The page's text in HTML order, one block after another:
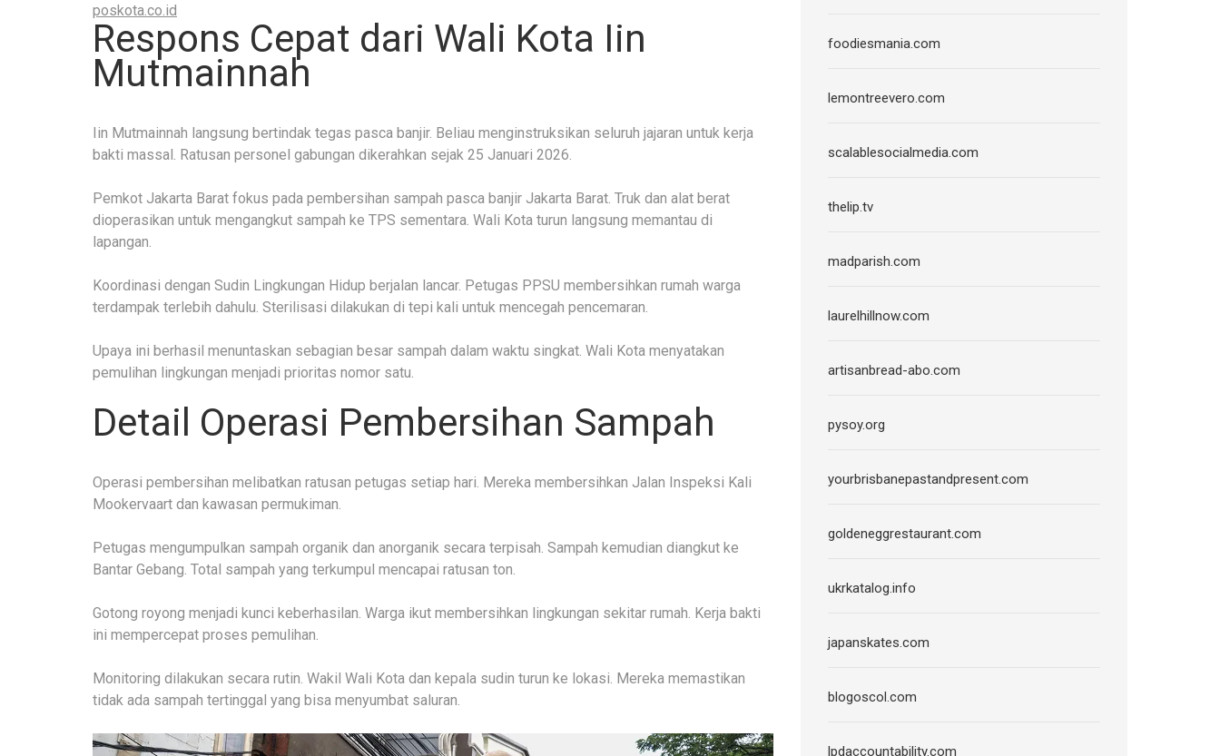
poskota.co.id
Respons Cepat dari Wali Kota Iin
Mutmainnah
Iin Mutmainnah langsung bertindak tegas pasca banjir. Beliau menginstruksikan seluruh jajaran untuk kerja
bakti massal. Ratusan personel gabungan dikerahkan sejak 25 Januari 2026.
Pemkot Jakarta Barat fokus pada pembersihan sampah pasca banjir Jakarta Barat. Truk dan alat berat
dioperasikan untuk mengangkut sampah ke TPS sementara. Wali Kota turun langsung memantau di
lapangan.
Koordinasi dengan Sudin Lingkungan Hidup berjalan lancar. Petugas PPSU membersihkan rumah warga
terdampak terlebih dahulu. Sterilisasi dilakukan di tepi kali untuk mencegah pencemaran.
Upaya ini berhasil menuntaskan sebagian besar sampah dalam waktu singkat. Wali Kota menyatakan
pemulihan lingkungan menjadi prioritas nomor satu.
Detail Operasi Pembersihan Sampah
Operasi pembersihan melibatkan ratusan petugas setiap hari. Mereka membersihkan Jalan Inspeksi Kali
Mookervaart dan kawasan permukiman.
Petugas mengumpulkan sampah organik dan anorganik secara terpisah. Sampah kemudian diangkut ke
Bantar Gebang. Total sampah yang terkumpul mencapai ratusan ton.
Gotong royong menjadi kunci keberhasilan. Warga ikut membersihkan lingkungan sekitar rumah. Kerja bakti
ini mempercepat proses pemulihan.
Monitoring dilakukan secara rutin. Wakil Wali Kota dan kepala sudin turun ke lokasi. Mereka memastikan
tidak ada sampah tertinggal yang bisa menyumbat saluran.
foodiesmania.com
lemontreevero.com
scalablesocialmedia.com
thelip.tv
madparish.com
laurelhillnow.com
artisanbread-abo.com
pysoy.org
yourbrisbanepastandpresent.com
goldeneggrestaurant.com
ukrkatalog.info
japanskates.com
blogoscol.com
lpdaccountability.com